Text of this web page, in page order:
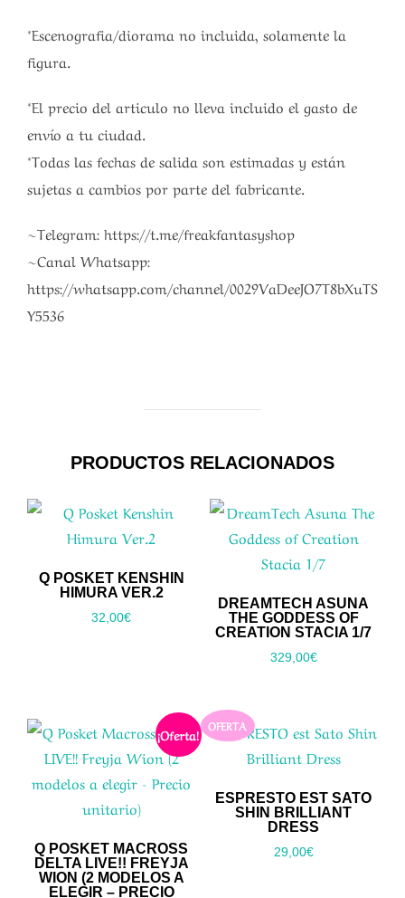
*Escenografia/diorama no incluida, solamente la
figura.
*El precio del articulo no lleva incluido el gasto de
envío a tu ciudad.
*Todas las fechas de salida son estimadas y están
sujetas a cambios por parte del fabricante.
~Telegram: https://t.me/freakfantasyshop
~Canal Whatsapp:
https://whatsapp.com/channel/0029VaDeeJO7T8bXuTS
Y5536
PRODUCTOS RELACIONADOS
Q POSKET KENSHIN
HIMURA VER.2
32,00€
DREAMTECH ASUNA
THE GODDESS OF
CREATION STACIA 1/7
329,00€
¡Oferta!
Q POSKET MACROSS
DELTA LIVE!! FREYJA
WION (2 MODELOS A
ELEGIR – PRECIO
OFERTA
ESPRESTO EST SATO
SHIN BRILLIANT
DRESS
29,00€